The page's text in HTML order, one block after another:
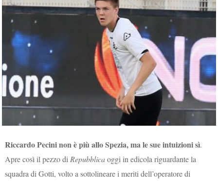
Riccardo Pecini non è più allo Spezia, ma le sue intuizioni sì.
Apre così il pezzo di Repubblicaoggi in edicola riguardante la
squadra di Gotti, volto a sottolineare i meriti dell’operatore di